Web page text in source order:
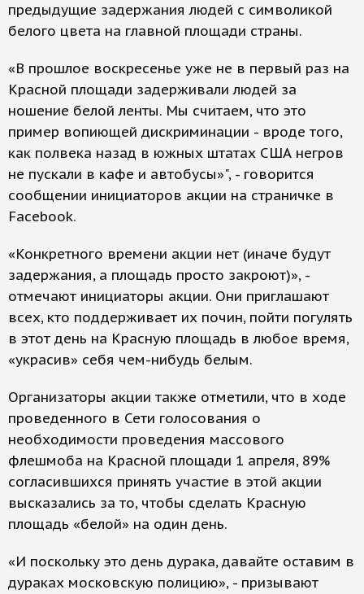
предыдущие задержания людей с символикой
белого цвета на главной площади страны.
«В прошлое воскресенье уже не в первый раз на
Красной площади задерживали людей за
ношение белой ленты. Мы считаем, что это
пример вопиющей дискриминации - вроде того,
как полвека назад в южных штатах США негров
не пускали в кафе и автобусы»", - говорится
сообщении инициаторов акции на страничке в
Facebook.
«Конкретного времени акции нет (иначе будут
задержания, а площадь просто закроют)», -
отмечают инициаторы акции. Они приглашают
всех, кто поддерживает их почин, пойти погулять
в этот день на Красную площадь в любое время,
«украсив» себя чем-нибудь белым.
Организаторы акции также отметили, что в ходе
проведенного в Сети голосования о
необходимости проведения массового
флешмоба на Красной площади 1 апреля, 89%
согласившихся принять участие в этой акции
высказались за то, чтобы сделать Красную
площадь «белой» на один день.
«И поскольку это день дурака, давайте оставим в
дураках московскую полицию», - призывают